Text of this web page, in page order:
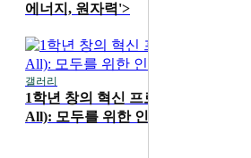
에너지, 원자력'>
갤러리
1학년 창의 혁신 프로그램
All): 모두를 위한 인간 안보' 메이커